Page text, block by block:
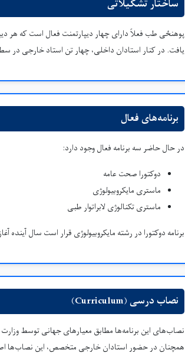
ساختار تشکیلاتی
پوهنځی طب فعلاً دارای چهار دیپارتمنت فعال است که هر
یافت. در کنار استادان داخلی، چهار تن استاد خارجی در
برنامه‌های فعال
در حال حاضر سه برنامه فعال وجود دارد:
دوکتورا صحت عامه
ماستری مایکروبیولوژی
ماستری تکنالوژی لابراتوار طبی
برنامه دوکتورا در رشته مایکروبیولوژی قرار است سال
نصاب درسی (Curriculum)
نصاب‌های این برنامه‌ها مطابق معیارهای جهانی توسط
همچنان در حضور استادان خارجی متخصص، این نصاب‌ها